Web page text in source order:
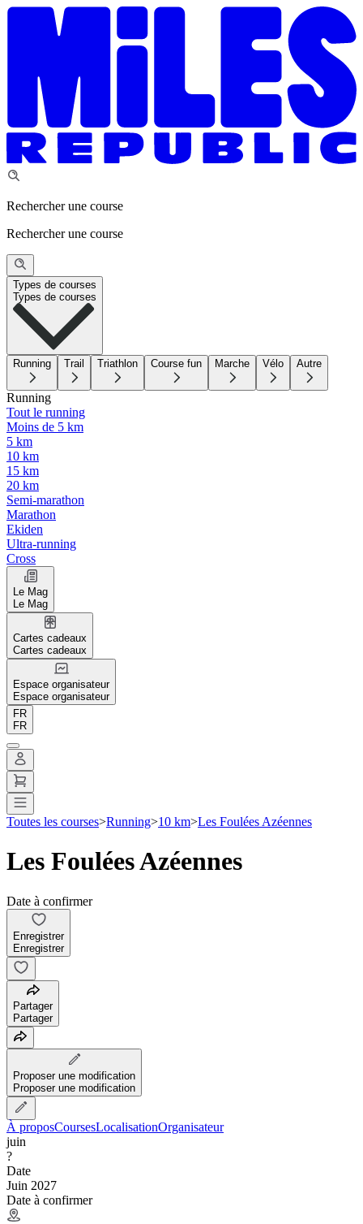
Rechercher une course
Rechercher une course
Types de courses
Types de courses
Running Trail Triathlon Course fun Marche Vélo Autre
Running
Tout le running
Moins de 5 km
5 km
10 km
15 km
20 km
Semi-marathon
Marathon
Ekiden
Ultra-running
Cross
Le Mag
Le Mag
Cartes cadeaux
Cartes cadeaux
Espace organisateur
Espace organisateur
FR
FR
Toutes les courses>Running>10 km>Les Foulées Azéennes
Les Foulées Azéennes
Date à confirmer
Enregistrer
Enregistrer
Partager
Partager
Proposer une modification
Proposer une modification
À proposCoursesLocalisationOrganisateur
juin
?
Date
Juin 2027
Date à confirmer